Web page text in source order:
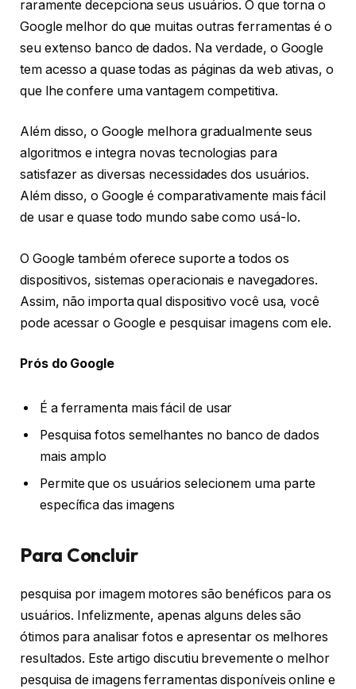
raramente decepciona seus usuários. O que torna o
Google melhor do que muitas outras ferramentas é o
seu extenso banco de dados. Na verdade, o Google
tem acesso a quase todas as páginas da web ativas, o
que lhe confere uma vantagem competitiva.
Além disso, o Google melhora gradualmente seus
algoritmos e integra novas tecnologias para
satisfazer as diversas necessidades dos usuários.
Além disso, o Google é comparativamente mais fácil
de usar e quase todo mundo sabe como usá-lo.
O Google também oferece suporte a todos os
dispositivos, sistemas operacionais e navegadores.
Assim, não importa qual dispositivo você usa, você
pode acessar o Google e pesquisar imagens com ele.
Prós do Google
É a ferramenta mais fácil de usar
Pesquisa fotos semelhantes no banco de dados
mais amplo
Permite que os usuários selecionem uma parte
específica das imagens
Para Concluir
pesquisa por imagem motores são benéficos para os
usuários. Infelizmente, apenas alguns deles são
ótimos para analisar fotos e apresentar os melhores
resultados. Este artigo discutiu brevemente o melhor
pesquisa de imagens ferramentas disponíveis online e